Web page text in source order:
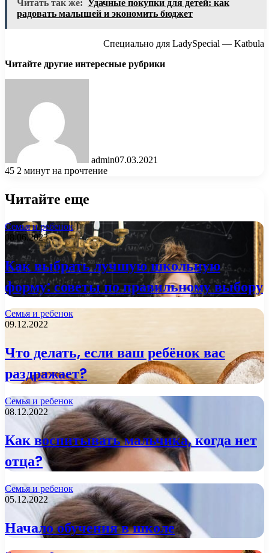
Читать так же: Удачные покупки для детей: как
радовать малышей и экономить бюджет
Специально для LadySpecial — Katbula
Читайте другие интересные рубрики
admin07.03.2021
45 2 минут на прочтение
Читайте еще
Семья и ребенок
08.06.2023
Как выбрать лучшую школьную
форму: советы по правильному выбору
Семья и ребенок
09.12.2022
Что делать, если ваш ребёнок вас
раздражает?
Семья и ребенок
08.12.2022
Как воспитывать мальчика, когда нет
отца?
Семья и ребенок
05.12.2022
Начало обучения в школе